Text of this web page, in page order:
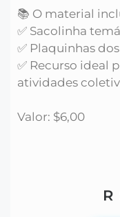
📚 O material
✅ Sacolinha
✅ Plaquinhas
✅ Recurso ideal
atividades
Valor: $6,00